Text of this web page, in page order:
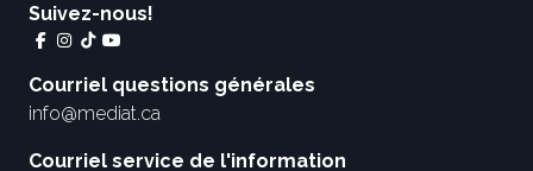
Suivez-nous!
Courriel questions générales
info@mediat.ca
Courriel service de l'information